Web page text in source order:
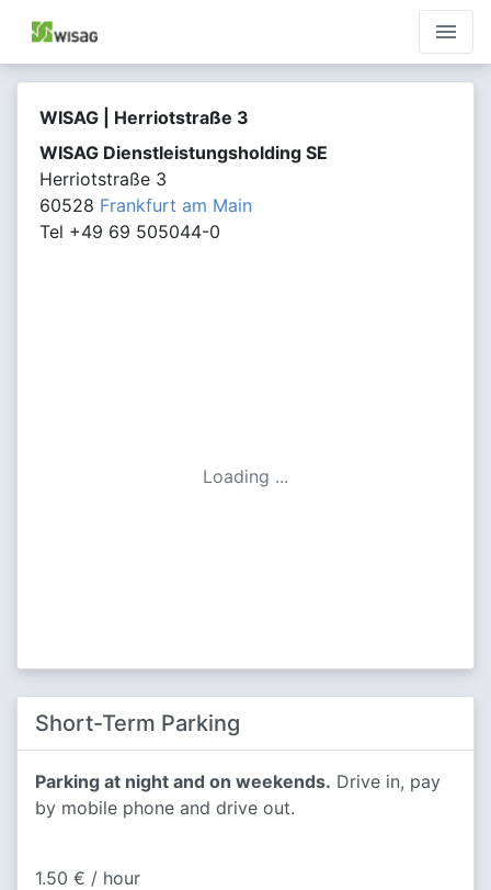
menu
WISAG | Herriotstraße 3
WISAG Dienstleistungsholding SE
Herriotstraße 3
60528 Frankfurt am Main
Tel +49 69 505044-0
Loading ...
Short-Term Parking
Parking at night and on weekends. Drive in, pay
by mobile phone and drive out.
1.50 € / hour